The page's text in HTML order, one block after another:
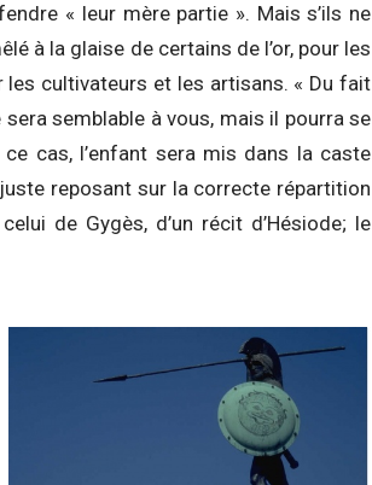
« leur mère partie ». Mais s’ils ne
à la glaise de certains de l’or, pour les
les cultivateurs et les artisans. « Du fait
semblable à vous, mais il pourra se
ce cas, l’enfant sera mis dans la caste
reposant sur la correcte répartition
de Gygès, d’un récit d’Hésiode; le